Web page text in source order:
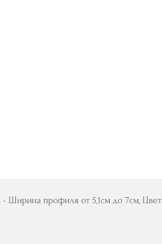
Ширина профиля от 5,1см до 7см,